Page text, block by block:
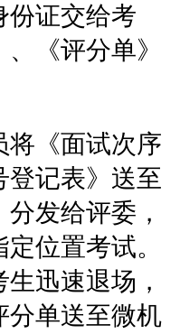
份证交给考
《评分单》
《面试次序
登记表》送至
发给评委，
位置考试。
迅速退场，
单送至微机